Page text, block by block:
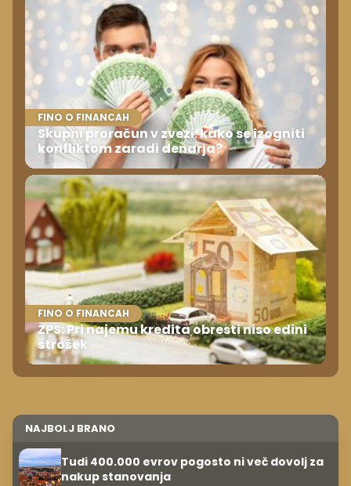
FINO O FINANCAH
Skupni proračun v zvezi: kako se izogniti
konfliktom zaradi denarja?
FINO O FINANCAH
ZPS: Pri najemu kredita obresti niso edini
strošek
NAJBOLJ BRANO
Tudi 400.000 evrov pogosto ni več dovolj za
nakup stanovanja